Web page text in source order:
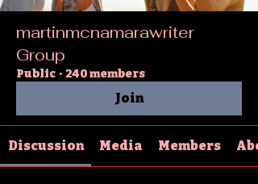
martinmcnamarawriter
Group
Public · 240 members
Join
Discussion Media Members